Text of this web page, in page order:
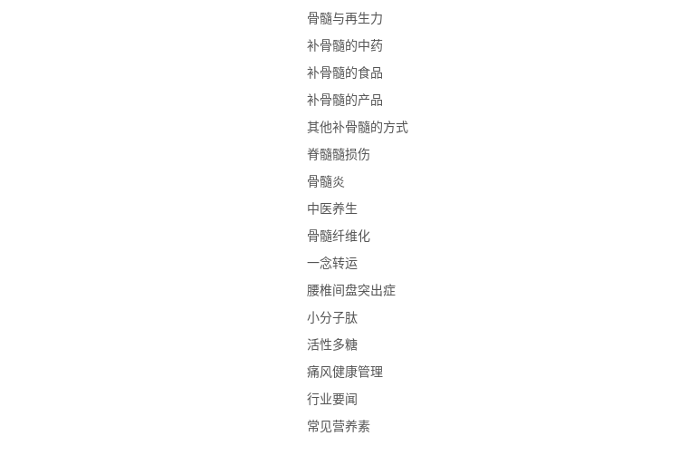
骨髓与再生力
补骨髓的中药
补骨髓的食品
补骨髓的产品
其他补骨髓的方式
脊髓髓损伤
骨髓炎
中医养生
骨髓纤维化
一念转运
腰椎间盘突出症
小分子肽
活性多糖
痛风健康管理
行业要闻
常见营养素